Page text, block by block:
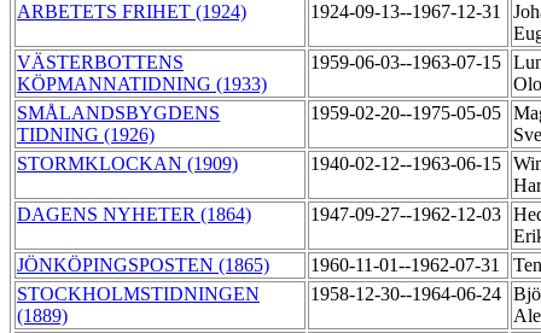
ARBETETS FRIHET (1924)
1924-09-13--1967-12-31
VÄSTERBOTTENS
KÖPMANNATIDNING (1933)
1959-06-03--1963-07-15
SMÅLANDSBYGDENS
TIDNING (1926)
1959-02-20--1975-05-05
STORMKLOCKAN (1909)
1940-02-12--1963-06-15
DAGENS NYHETER (1864)
1947-09-27--1962-12-03
JÖNKÖPINGSPOSTEN (1865)
1960-11-01--1962-07-31
STOCKHOLMSTIDNINGEN
(1889)
1958-12-30--1964-06-24